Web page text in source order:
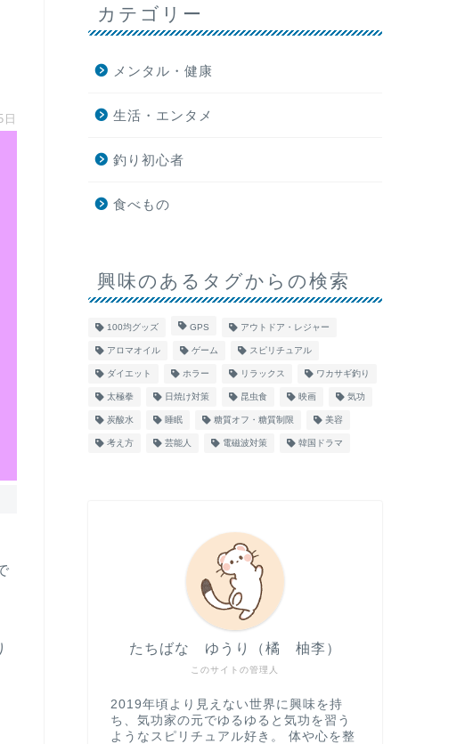
カテゴリー
メンタル・健康
生活・エンタメ
釣り初心者
食べもの
興味のあるタグからの検索
100均グッズ GPS アウトドア・レジャー
アロマオイル ゲーム スピリチュアル
ダイエット ホラー リラックス ワカサギ釣り
太極拳 日焼け対策 昆虫食 映画 気功
炭酸水 睡眠 糖質オフ・糖質制限 美容
考え方 芸能人 電磁波対策 韓国ドラマ
このサイトの管理人
たちばな ゆうり（橘 柚李）
2019年頃より見えない世界に興味を持
ち、気功家の元でゆるゆると気功を習う
ようなスピリチュアル好き。 体や心を整